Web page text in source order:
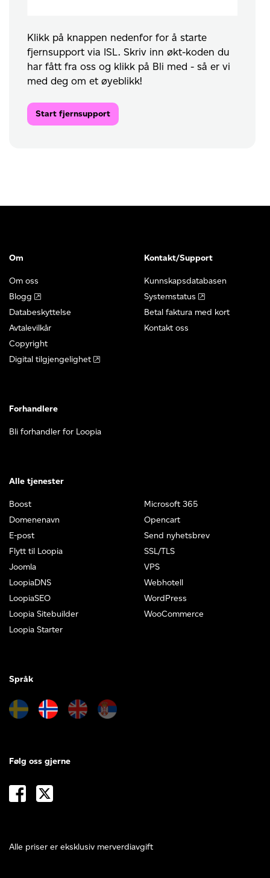
Klikk på knappen nedenfor for å starte
fjernsupport via ISL. Skriv inn økt-koden du
har fått fra oss og klikk på Bli med - så er vi
med deg om et øyeblikk!
Start fjernsupport
Om
Om oss
Blogg
Databeskyttelse
Avtalevilkår
Copyright
Digital tilgjengelighet
Kontakt/Support
Kunnskapsdatabasen
Systemstatus
Betal faktura med kort
Kontakt oss
Forhandlere
Bli forhandler for Loopia
Alle tjenester
Boost
Domenenavn
E-post
Flytt til Loopia
Joomla
LoopiaDNS
LoopiaSEO
Loopia Sitebuilder
Loopia Starter
Microsoft 365
Opencart
Send nyhetsbrev
SSL/TLS
VPS
Webhotell
WordPress
WooCommerce
Språk
Alle priser er eksklusiv merverdiavgift
Følg oss gjerne